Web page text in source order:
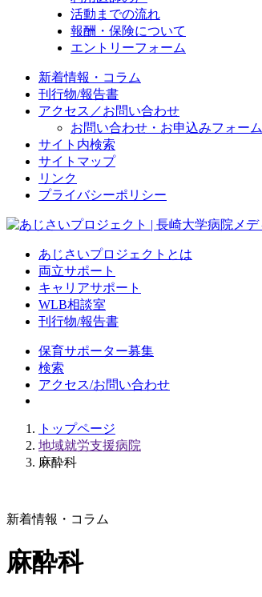
活動までの流れ
報酬・保険について
エントリーフォーム
新着情報・コラム
刊行物/報告書
アクセス／お問い合わせ
お問い合わせ・お申込みフォーム
サイト内検索
サイトマップ
リンク
プライバシーポリシー
あじさいプロジェクトとは
両立サポート
キャリアサポート
WLB相談室
刊行物/報告書
保育サポーター募集
検索
アクセス/お問い合わせ
トップページ
地域就労支援病院
麻酔科
新着情報・コラム
麻酔科